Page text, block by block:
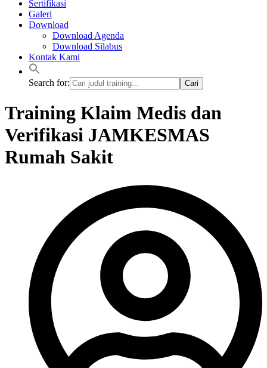
Sertifikasi
Galeri
Download
Download Agenda
Download Silabus
Kontak Kami
Search for:
Training Klaim Medis dan
Verifikasi JAMKESMAS
Rumah Sakit